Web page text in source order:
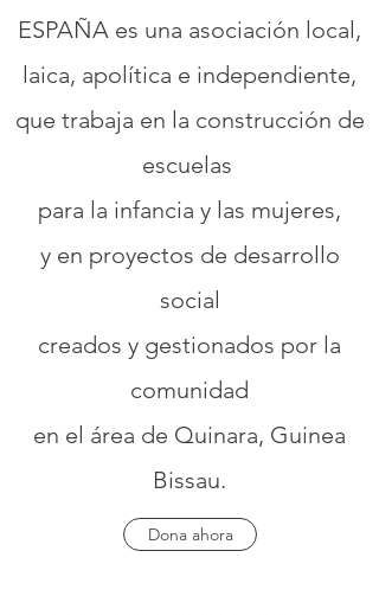
ESPAÑA es una asociación local,
laica, apolítica e independiente,
que trabaja en la construcción de
escuelas
para la infancia y las mujeres,
y en proyectos de desarrollo
social
creados y gestionados por la
comunidad
en el área de Quinara, Guinea
Bissau.
Dona ahora